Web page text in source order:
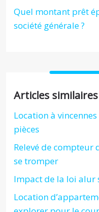
Quel montant prêt
société générale ?
Articles similaires
Location à
pièces
Relevé de compteur
se tromper
Impact de la loi alur
Location